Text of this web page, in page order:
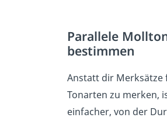
Parallele
bestimmen
Anstatt dir Merksätze
Tonarten zu merken,
einfacher, von der